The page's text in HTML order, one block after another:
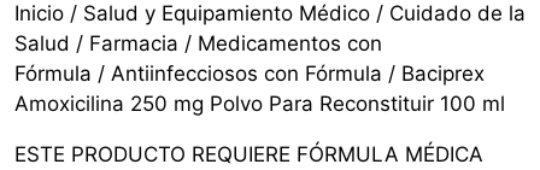
Inicio / Salud y Equipamiento Médico / Cuidado de la
Salud / Farmacia / Medicamentos con
Fórmula / Antiinfecciosos con Fórmula / Baciprex
Amoxicilina 250 mg Polvo Para Reconstituir 100 ml
ESTE PRODUCTO REQUIERE FÓRMULA MÉDICA